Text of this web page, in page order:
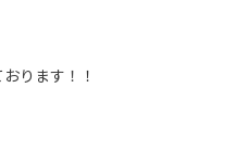
ります！！